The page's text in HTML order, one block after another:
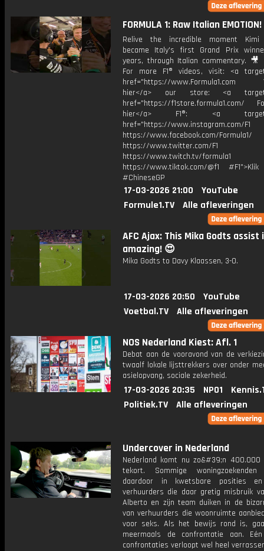
FORMULA 1: Raw Italian
Relive the incredible moment Kimi
became Italy's first Grand Prix
years, through Italian commentary. 🎥
For more F1® videos, visit: <a
href="https://www.Formula1.com
hier</a> our store: <a
href="https://f1store.formula1.com/
hier</a> F1®: <a
href="https://www.instagram.com/F1
https://www.facebook.com/Formula1/
https://www.twitter.com/F1
https://www.twitch.tv/formula1
https://www.tiktok.com/@f1
#ChineseGP
17-03-2026 21:00
YouTube
Formule1.TV
Alle afleveringen
AFC Ajax: This Mika Godts assist
amazing! 😍
Mika Godts to Davy Klaassen, 3-0.
17-03-2026 20:50
YouTube
Voetbal.TV
Alle afleveringen
NOS Nederland Kiest: Afl. 1
Debat aan de vooravond van de
twaalf lokale lijsttrekkers over onder
asielopvang, sociale zekerheid.
17-03-2026 20:35 NPO1
Politiek.TV
Alle afleveringen
Undercover in Nederland
Nederland komt nu zo&#39;n 400.000
tekort. Sommige woningzoekenden
daardoor in kwetsbare posities
verhuurders die daar gretig misbruik
Alberto en zijn team duiken in de
van verhuurders die woonruimte
voor seks. Als het bewijs rond is,
meermaals de confrontatie aan.
confrontaties verloopt wel heel